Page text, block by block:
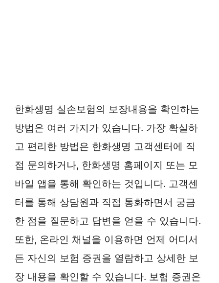
한화생명 실손보험의 보장내용을 확인하는
방법은 여러 가지가 있습니다. 가장 확실하
고 편리한 방법은 한화생명 고객센터에 직
접 문의하거나, 한화생명 홈페이지 또는 모
바일 앱을 통해 확인하는 것입니다. 고객센
터를 통해 상담원과 직접 통화하면서 궁금
한 점을 질문하고 답변을 얻을 수 있습니다.
또한, 온라인 채널을 이용하면 언제 어디서
든 자신의 보험 증권을 열람하고 상세한 보
장 내용을 확인할 수 있습니다. 보험 증권은